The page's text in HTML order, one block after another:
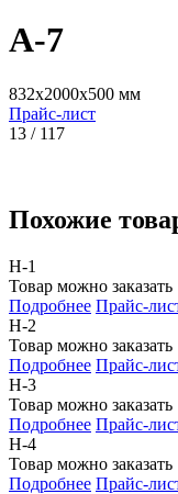
А-7
832x2000x500 мм
Прайс-лист
13 / 117
Похожие
Н-1
Товар можно заказать
Подробнее Прайс-
Н-2
Товар можно заказать
Подробнее Прайс-
Н-3
Товар можно заказать
Подробнее Прайс-
Н-4
Товар можно заказать
Подробнее Прайс-